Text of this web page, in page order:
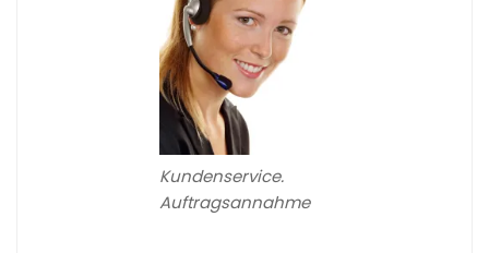
Kundenservice.
Auftragsannahme